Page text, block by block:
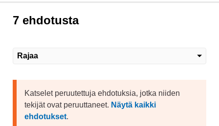
7 ehdotusta
Rajaa
Katselet peruutettuja ehdotuksia, jotka niiden
tekijät ovat peruuttaneet. Näytä kaikki
ehdotukset.